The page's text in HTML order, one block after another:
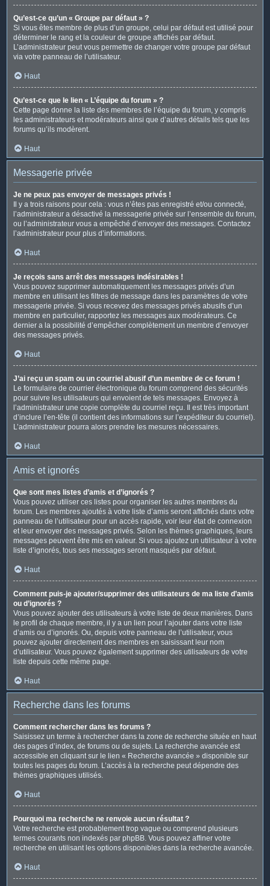
Qu’est-ce qu’un « Groupe par défaut » ?
Si vous êtes membre de plus d’un groupe, celui par défaut est utilisé pour
déterminer le rang et la couleur de groupe affichés par défaut.
L’administrateur peut vous permettre de changer votre groupe par défaut
via votre panneau de l’utilisateur.
Haut
Qu’est-ce que le lien « L’équipe du forum » ?
Cette page donne la liste des membres de l’équipe du forum, y compris
les administrateurs et modérateurs ainsi que d’autres détails tels que les
forums qu’ils modèrent.
Haut
Messagerie privée
Je ne peux pas envoyer de messages privés !
Il y a trois raisons pour cela : vous n’êtes pas enregistré et/ou connecté,
l’administrateur a désactivé la messagerie privée sur l’ensemble du forum,
ou l’administrateur vous a empêché d’envoyer des messages. Contactez
l’administrateur pour plus d’informations.
Haut
Je reçois sans arrêt des messages indésirables !
Vous pouvez supprimer automatiquement les messages privés d’un
membre en utilisant les filtres de message dans les paramètres de votre
messagerie privée. Si vous recevez des messages privés abusifs d’un
membre en particulier, rapportez les messages aux modérateurs. Ce
dernier a la possibilité d’empêcher complètement un membre d’envoyer
des messages privés.
Haut
J’ai reçu un spam ou un courriel abusif d’un membre de ce forum !
Le formulaire de courrier électronique du forum comprend des sécurités
pour suivre les utilisateurs qui envoient de tels messages. Envoyez à
l’administrateur une copie complète du courriel reçu. Il est très important
d’inclure l’en-tête (il contient des informations sur l’expéditeur du courriel).
L’administrateur pourra alors prendre les mesures nécessaires.
Haut
Amis et ignorés
Que sont mes listes d’amis et d’ignorés ?
Vous pouvez utiliser ces listes pour organiser les autres membres du
forum. Les membres ajoutés à votre liste d’amis seront affichés dans votre
panneau de l’utilisateur pour un accès rapide, voir leur état de connexion
et leur envoyer des messages privés. Selon les thèmes graphiques, leurs
messages peuvent être mis en valeur. Si vous ajoutez un utilisateur à votre
liste d’ignorés, tous ses messages seront masqués par défaut.
Haut
Comment puis-je ajouter/supprimer des utilisateurs de ma liste d’amis
ou d’ignorés ?
Vous pouvez ajouter des utilisateurs à votre liste de deux manières. Dans
le profil de chaque membre, il y a un lien pour l’ajouter dans votre liste
d’amis ou d’ignorés. Ou, depuis votre panneau de l’utilisateur, vous
pouvez ajouter directement des membres en saisissant leur nom
d’utilisateur. Vous pouvez également supprimer des utilisateurs de votre
liste depuis cette même page.
Haut
Recherche dans les forums
Comment rechercher dans les forums ?
Saisissez un terme à rechercher dans la zone de recherche située en haut
des pages d’index, de forums ou de sujets. La recherche avancée est
accessible en cliquant sur le lien « Recherche avancée » disponible sur
toutes les pages du forum. L’accès à la recherche peut dépendre des
thèmes graphiques utilisés.
Haut
Pourquoi ma recherche ne renvoie aucun résultat ?
Votre recherche est probablement trop vague ou comprend plusieurs
termes courants non indexés par phpBB. Vous pouvez affiner votre
recherche en utilisant les options disponibles dans la recherche avancée.
Haut